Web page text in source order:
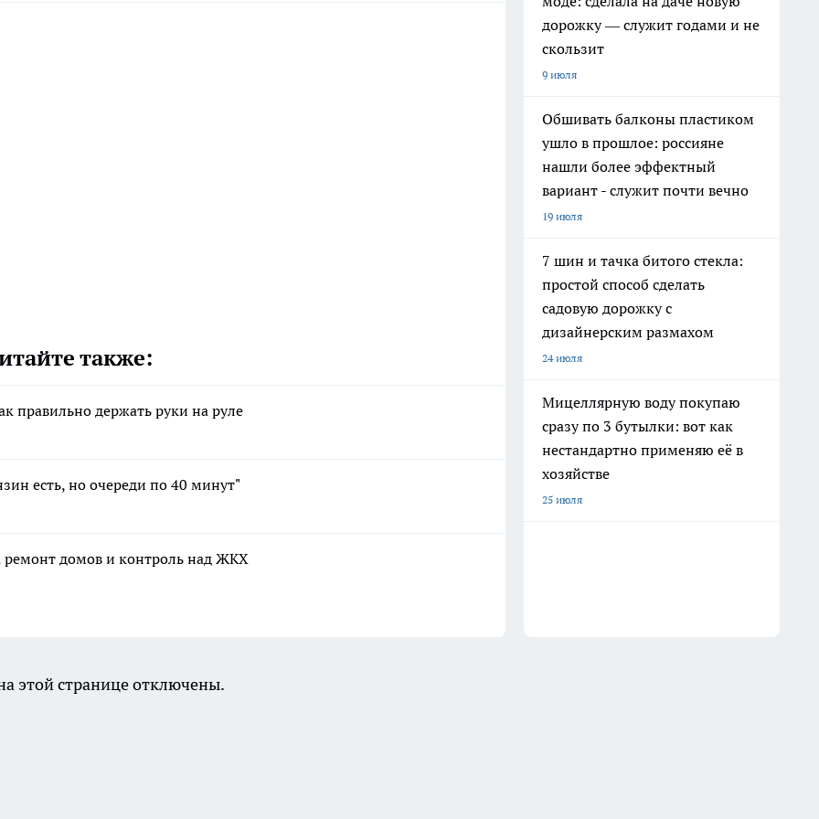
также:
правильно держать руки на руле
есть, но очереди по 40 минут"
ремонт домов и контроль над ЖКХ
дорожку — служит годами и не
скользит
9 июля
Обшивать балконы пластиком
ушло в прошлое: россияне
нашли более эффектный
вариант - служит почти вечно
19 июля
7 шин и тачка битого стекла:
простой способ сделать
садовую дорожку с
дизайнерским размахом
24 июля
Мицеллярную воду покупаю
сразу по 3 бутылки: вот как
нестандартно применяю её в
хозяйстве
25 июля
этой странице отключены.